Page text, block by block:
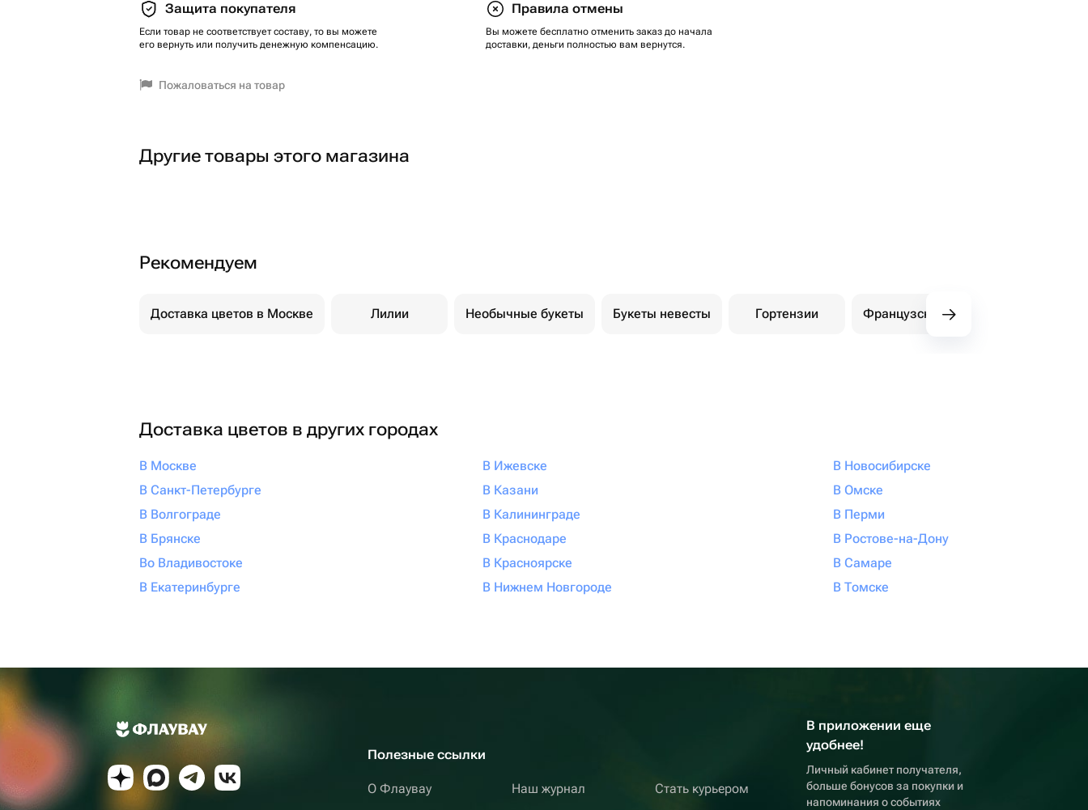
Защита покупателя
Если товар не соответствует составу, то вы можете
его вернуть или получить денежную компенсацию.
Правила отмены
Вы можете бесплатно отменить заказ до начала
доставки, деньги полностью вам вернутся.
Пожаловаться на товар
Другие товары этого магазина
Рекомендуем
Доставка цветов в Москве Лилии Необычные букеты Букеты невесты Гортензии Французские розы
Доставка цветов в других городах
В Москве
В Санкт-Петербурге
В Волгограде
В Брянске
Во Владивостоке
В Екатеринбурге
В Ижевске
В Казани
В Калининграде
В Краснодаре
В Красноярске
В Нижнем Новгороде
В Новосибирске
В Омске
В Перми
В Ростове-на-Дону
В Самаре
В Томске
Полезные ссылки
О Флаувау
Наш журнал
Стать курьером
В приложении еще
удобнее!
Личный кабинет получателя,
больше бонусов за покупки и
напоминания о событиях